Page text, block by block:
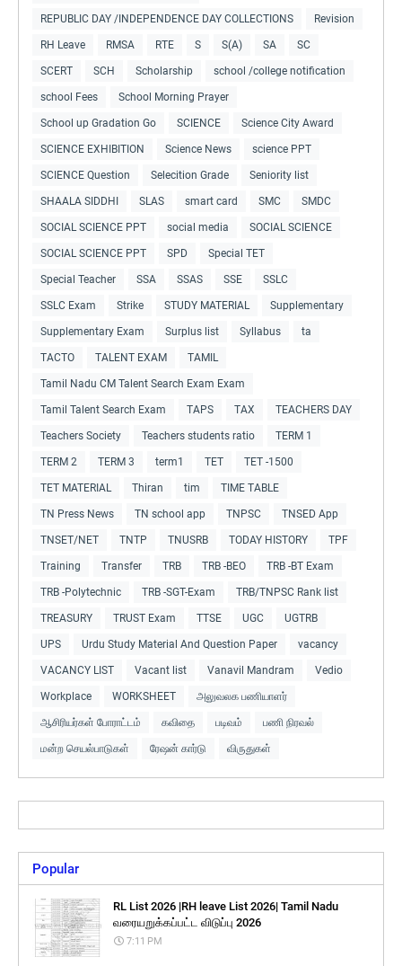
REPUBLIC DAY /INDEPENDENCE DAY COLLECTIONS Revision
RH Leave RMSA RTE S S(A) SA SC
SCERT SCH Scholarship school /college notification
school Fees School Morning Prayer
School up Gradation Go SCIENCE Science City Award
SCIENCE EXHIBITION Science News science PPT
SCIENCE Question Selecition Grade Seniority list
SHAALA SIDDHI SLAS smart card SMC SMDC
SOCIAL SCIENCE PPT social media SOCIAL SCIENCE
SOCIAL SCIENCE PPT SPD Special TET
Special Teacher SSA SSAS SSE SSLC
SSLC Exam Strike STUDY MATERIAL Supplementary
Supplementary Exam Surplus list Syllabus ta
TACTO TALENT EXAM TAMIL
Tamil Nadu CM Talent Search Exam Exam
Tamil Talent Search Exam TAPS TAX TEACHERS DAY
Teachers Society Teachers students ratio TERM 1
TERM 2 TERM 3 term1 TET TET -1500
TET MATERIAL Thiran tim TIME TABLE
TN Press News TN school app TNPSC TNSED App
TNSET/NET TNTP TNUSRB TODAY HISTORY TPF
Training Transfer TRB TRB -BEO TRB -BT Exam
TRB -Polytechnic TRB -SGT-Exam TRB/TNPSC Rank list
TREASURY TRUST Exam TTSE UGC UGTRB
UPS Urdu Study Material And Question Paper vacancy
VACANCY LIST Vacant list Vanavil Mandram Vedio
Workplace WORKSHEET அலுவலக பணியாளர்
ஆசிரியர்கள் போராட்டம் கவிதை படிவம் பணி நிரவல்
மன்ற செயல்பாடுகள் ரேஷன் கார்டு விருதுகள்
Popular
RL List 2026 |RH leave List 2026| Tamil Nadu
வரையறுக்கப்பட்ட விடுப்பு 2026
7:11 PM